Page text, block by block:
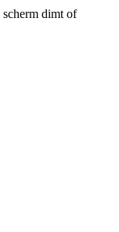
scherm dimt of